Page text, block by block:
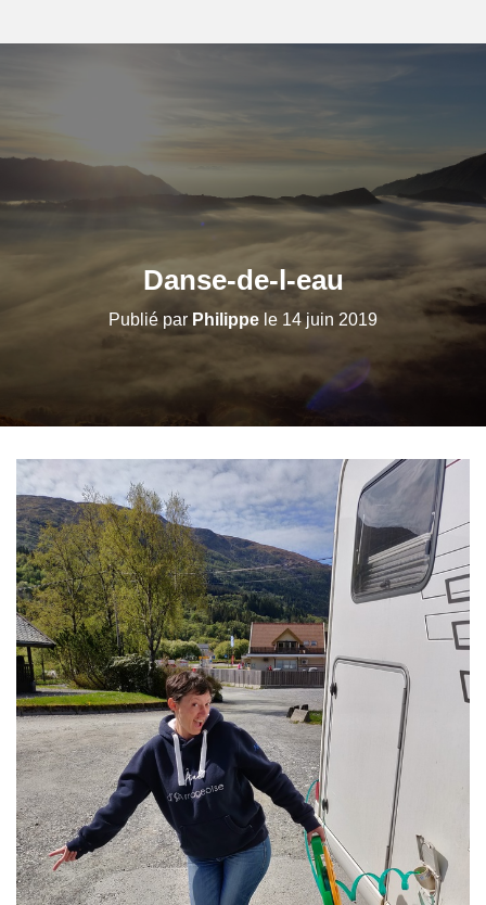
Danse-de-l-eau
Publié par Philippe le 14 juin 2019